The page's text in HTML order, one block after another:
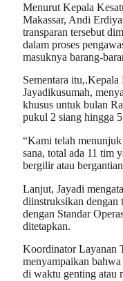
Menurut Kepala
Makassar, Andi
transparan tersebut
dalam proses
masuknya barang-
Sementara
Jayadikusumah,
khusus untuk bulan
pukul 2 siang hingga 5
“Kami telah
sana, total ada 11 tim
bergilir atau
Lanjut, Jayadi
diinstruksikan dengan
dengan Standar
ditetapkan.
Koordinator Layanan
menyampaikan
di waktu genting atau